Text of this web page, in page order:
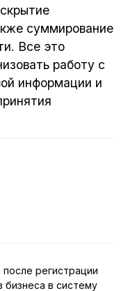
суммирование
Все это
работу с
информации и
регистрации
в систему